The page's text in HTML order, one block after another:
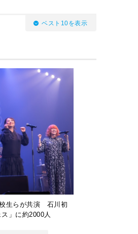
ベスト10を表示
生らが共演 石川初
」に約2000人